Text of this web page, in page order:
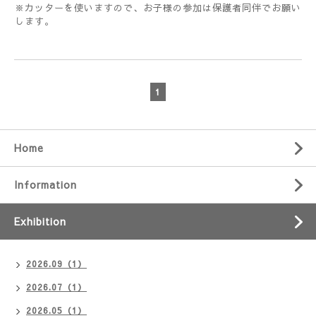
※カッターを使いますので、お子様の参加は保護者同伴でお願い
します。
1
Home
Information
Exhibition
2026.09（1）
2026.07（1）
2026.05（1）